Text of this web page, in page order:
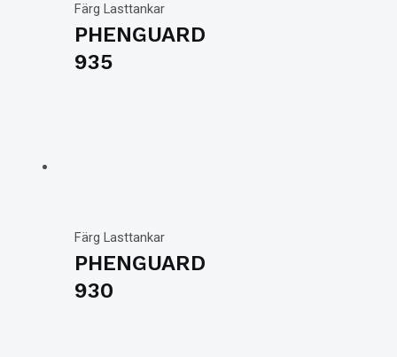
Färg Lasttankar
PHENGUARD
935
Färg Lasttankar
PHENGUARD
930